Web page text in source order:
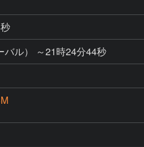
バル） ～21時24分44秒